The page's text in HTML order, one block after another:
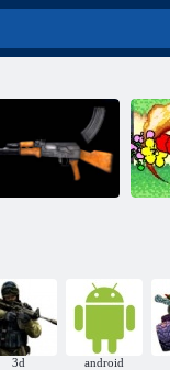
3d android